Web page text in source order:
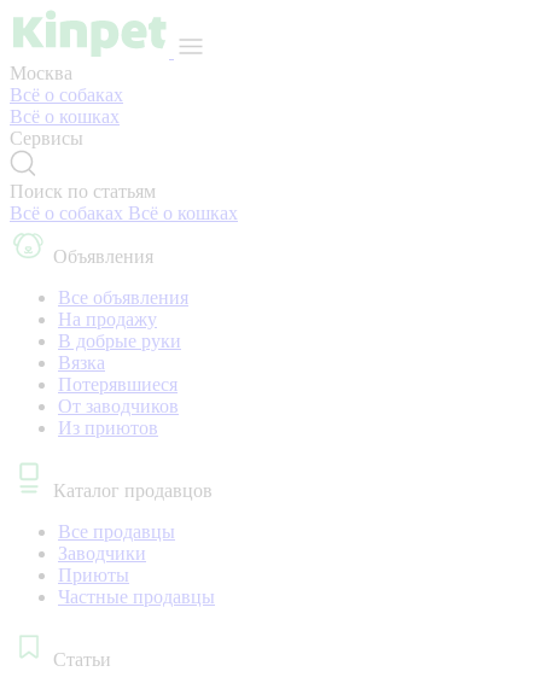
Москва
Всё о собаках
Всё о кошках
Сервисы
Поиск по статьям
Всё о собаках Всё о кошках
Объявления
Все объявления
На продажу
В добрые руки
Вязка
Потерявшиеся
От заводчиков
Из приютов
Каталог продавцов
Все продавцы
Заводчики
Приюты
Частные продавцы
Статьи